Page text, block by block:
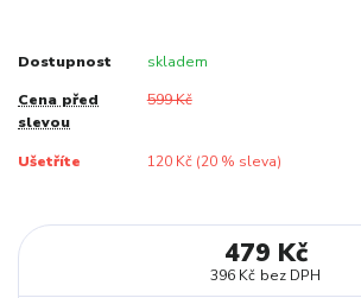
Dostupnost skladem
Cena před
slevou
599 Kč
Ušetříte 120 Kč (20% sleva)
479 Kč
396 Kč bez DPH